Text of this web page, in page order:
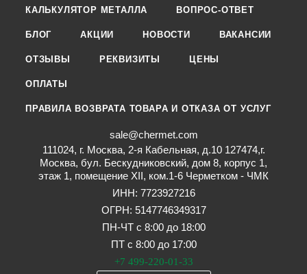
КАЛЬКУЛЯТОР МЕТАЛЛА ВОПРОС-ОТВЕТ
БЛОГ АКЦИИ НОВОСТИ ВАКАНСИИ
ОТЗЫВЫ РЕКВИЗИТЫ ЦЕНЫ
ОПЛАТЫ
ПРАВИЛА ВОЗВРАТА ТОВАРА И ОТКАЗА ОТ УСЛУГ
sale@chermet.com
111024, г. Москва, 2-я Кабельная, д.10 127474,г.
Москва, бул. Бескудниковский, дом 8, корпус 1,
этаж 1, помещение XII, ком.1-6 Черметком - ЧМК
ИНН: 7723927216
ОГРН: 5147746349317
ПН-ЧТ с 8:00 до 18:00
ПТ с 8:00 до 17:00
+7 499-220-01-33